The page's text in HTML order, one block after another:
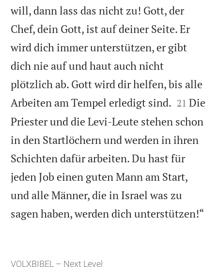
will, dann lass das nicht zu! Gott, der
Chef, dein Gott, ist auf deiner Seite. Er
wird dich immer unterstützen, er gibt
dich nie auf und haut auch nicht
plötzlich ab. Gott wird dir helfen, bis alle
Arbeiten am Tempel erledigt sind. 

21 Die
Priester und die Levi-Leute stehen schon
in den Startlöchern und werden in ihren
Schichten dafür arbeiten. Du hast für
jeden Job einen guten Mann am Start,
und alle Männer, die in Israel was zu
sagen haben, werden dich unterstützen!“
VOLXBIBEL – Next Level